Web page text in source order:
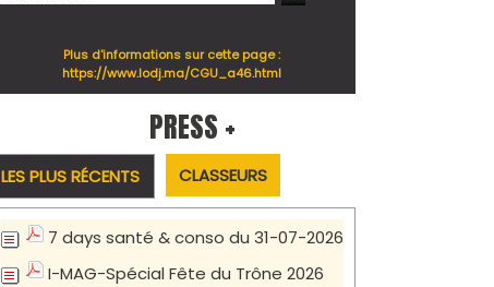
Plus d'informations sur cette page :
https://www.lodj.ma/CGU_a46.html
PRESS +
LES PLUS RÉCENTS CLASSEURS
7 days santé & conso du 31-07-2026
I-MAG-Spécial Fête du Trône 2026